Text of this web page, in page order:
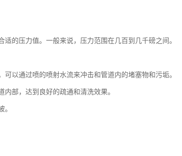
的压力值。一般来说，压力范围在几百到几千磅之间。
以通过喷的喷射水流来冲击和管道内的堵塞物和污垢。
部，达到良好的疏通和清洗效果。
。